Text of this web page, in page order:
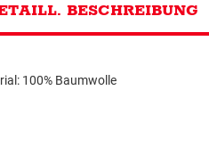
BESCHREIBUNG
100% Baumwolle